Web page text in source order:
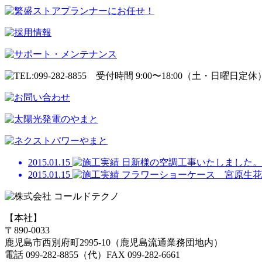
2015.01.15
日新様の空調工事いたしました。
2015.01.15
フラワーショーケース 宮原生
【本社】
〒890-0033
鹿児島市西別府町2995-10（鹿児島流通業務団地内）
電話 099-282-8855（代）FAX 099-282-6661